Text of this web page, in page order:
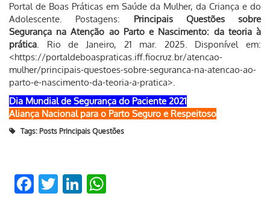
Portal de Boas Práticas em Saúde da Mulher, da Criança e do
Adolescente. Postagens: Principais Questões sobre
Segurança na Atenção ao Parto e Nascimento: da teoria à
prática. Rio de Janeiro, 21 mar. 2025. Disponível em:
<https://portaldeboaspraticas.iff.fiocruz.br/atencao-
mulher/principais-questoes-sobre-seguranca-na-atencao-ao-
parto-e-nascimento-da-teoria-a-pratica>.
Dia Mundial de Segurança do Paciente 2021
Aliança Nacional para o Parto Seguro e Respeitoso
Tags: Posts Principais Questões
Facebook
TwitterLinkedIn